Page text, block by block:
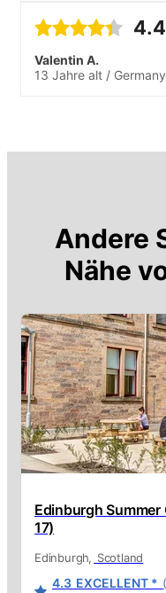
4.4
Valentin A.
13 Jahre alt / Germany
Andere
Nähe
Edinburgh Summer
17)
Edinburgh Scotland
4.3 EXCELLENT *